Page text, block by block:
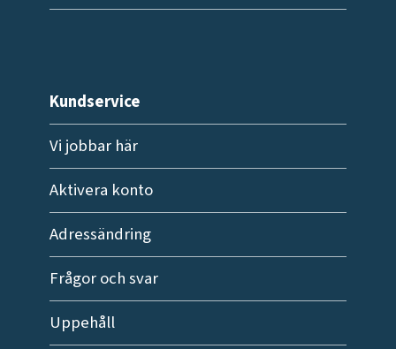
Kundservice
Vi jobbar här
Aktivera konto
Adressändring
Frågor och svar
Uppehåll